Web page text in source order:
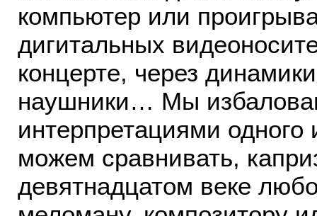
компьютер или
дигитальных
концерте, через
наушники… Мы
интерпретациями
можем сравнивать,
девятнадцатом веке